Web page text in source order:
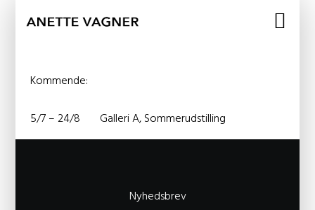
Kommende:
5/7 – 24/8 Galleri A, Sommerudstilling
Nyhedsbrev